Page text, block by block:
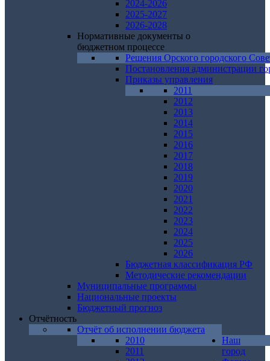
2024-2026
2025-2027
2026-2028
Нормативные документы о
бюджетном процессе
Решения Орского городского
Постановления администрации
Приказы управления
2011
2012
2013
2014
2015
2016
2017
2018
2019
2020
2021
2022
2023
2024
2025
2026
Бюджетная классификация РФ
Методические рекомендации
Муниципальные программы
Национальные проекты
Бюджетный прогноз
Отчётность
Отчёт об исполнении бюджета
2010
2011
Наш
город